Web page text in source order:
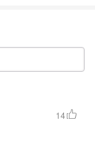
14